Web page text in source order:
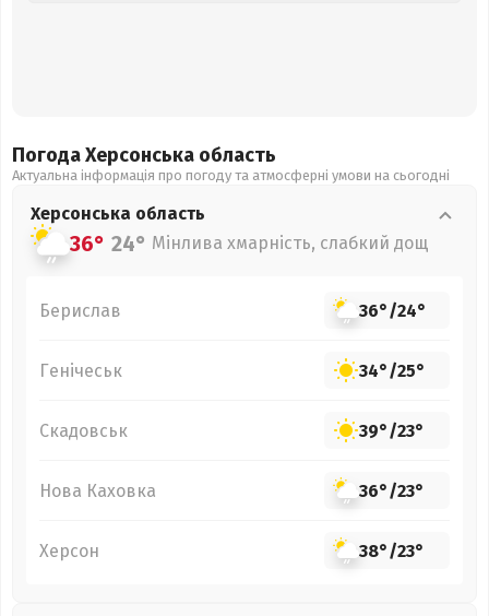
Погода Херсонська область
Актуальна інформація про погоду та атмосферні умови на сьогодні
Херсонська область
36° 24° Мінлива хмарність, слабкий дощ
Берислав 36°/24°
Генічеськ 34°/25°
Скадовськ 39°/23°
Нова Каховка 36°/23°
Херсон 38°/23°